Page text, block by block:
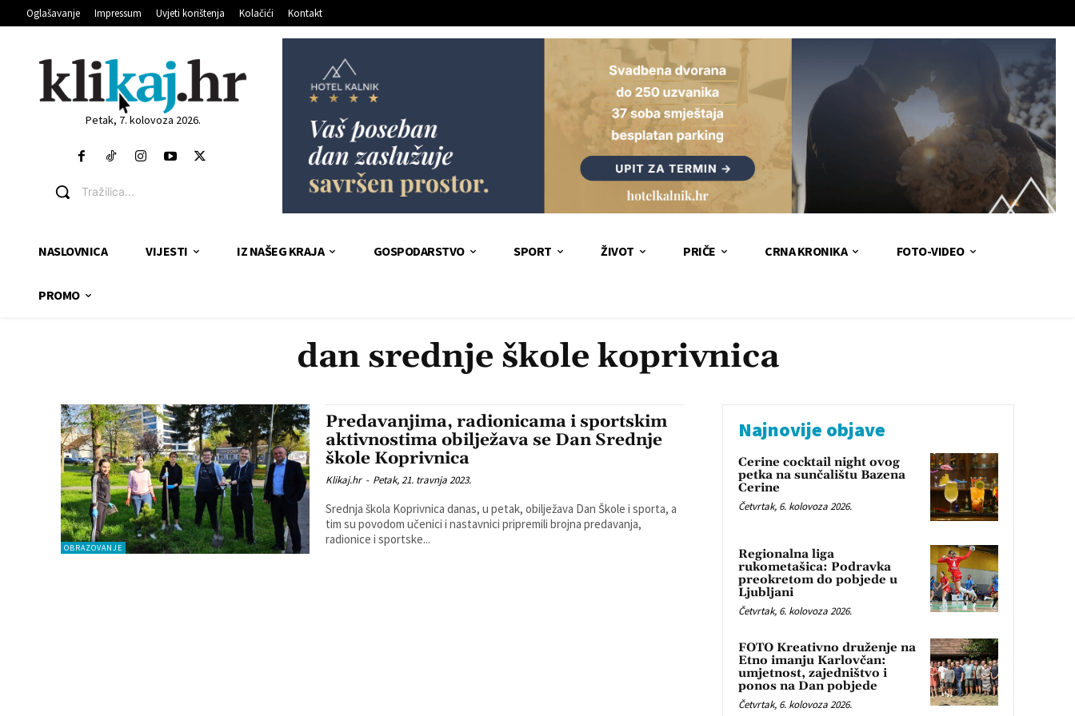
Oglašavanje Impressum Uvjeti korištenja Kolačići Kontakt
Petak, 7. kolovoza 2026.
Tražilica...
NASLOVNICA VIJESTI IZ NAŠEG KRAJA GOSPODARSTVO SPORT ŽIVOT PRIČE CRNA KRONIKA FOTO-VIDEO
PROMO
dan srednje škole koprivnica
OBRAZOVANJE
Predavanjima, radionicama i sportskim
aktivnostima obilježava se Dan Srednje
škole Koprivnica
Klikaj.hr - Petak, 21. travnja 2023.
Srednja škola Koprivnica danas, u petak, obilježava Dan Škole i sporta, a
tim su povodom učenici i nastavnici pripremili brojna predavanja,
radionice i sportske...
Najnovije objave
Cerine cocktail night ovog
petka na sunčalištu Bazena
Cerine
Četvrtak, 6. kolovoza 2026.
Regionalna liga
rukometašica: Podravka
preokretom do pobjede u
Ljubljani
Četvrtak, 6. kolovoza 2026.
FOTO Kreativno druženje na
Etno imanju Karlovčan:
umjetnost, zajedništvo i
ponos na Dan pobjede
Četvrtak, 6. kolovoza 2026.